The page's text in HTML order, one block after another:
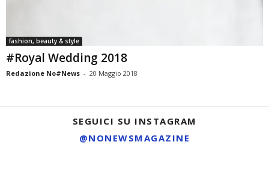
fashion, beauty & style
#Royal Wedding 2018
Redazione No#News - 20 Maggio 2018
SEGUICI SU INSTAGRAM
@NONEWSMAGAZINE